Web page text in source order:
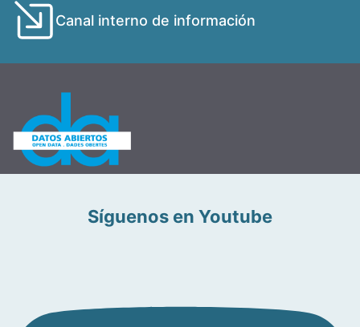
Canal interno de información
Síguenos en Youtube